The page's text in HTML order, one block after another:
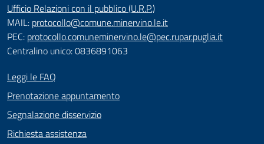
Ufficio Relazioni con il pubblico (U.R.P.)
MAIL: protocollo@comune.minervino.le.it
PEC: protocollo.comuneminervino.le@pec.rupar.puglia.it
Centralino unico: 0836891063
Leggi le FAQ
Prenotazione appuntamento
Segnalazione disservizio
Richiesta assistenza